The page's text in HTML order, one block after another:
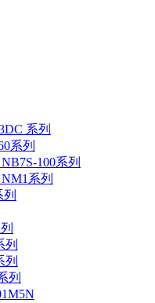
系列
系列
100系列
系列
列
列
列